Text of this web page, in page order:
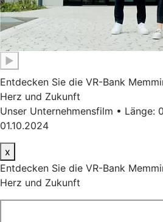
▶
Entdecken Sie die VR-Bank
Herz und Zukunft
Unser Unternehmensfilm • Länge:
01.10.2024
x
Entdecken Sie die VR-Bank
Herz und Zukunft